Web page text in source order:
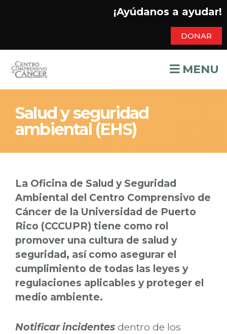
¡Ayúdanos a ayudar!
DONAR
MENU
Salud y seguridad
ambiental (EHS)
La Oficina de Salud y Seguridad
Ambiental del Centro Comprensivo de
Cáncer de la Universidad de Puerto
Rico (CCCUPR) tiene como rol
promover una cultura de salud y
seguridad, así como asegurar el
cumplimiento de todas las leyes y
regulaciones aplicables y proteger el
medio ambiente.
Notificar incidentes dentro de los